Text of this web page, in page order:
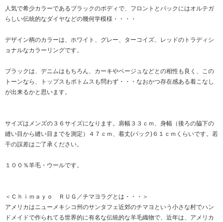
人気で希少カラーであるブラックのボディで、フロントとバックにはオルテガ
らしい伝統的なダイヤなどの幾何学模様・・・・
デザイン柄のカラーは、ホワイト、グレー、ターコイズ、レッドのトラディシ
ョナルなカラーリングです。
ブラックは、デニムはもちろん、カーキやベージュなどとの相性も良く、この
トーンなら、トップスもボトムスも問わず・・・なおかつ存在感ある着こなし
が出来るかと思います。
サイズはメンズの３６サイズになります。肩幅３３ｃｍ、身幅（後ろの脇下の
縫い目から縫い目までを測定）４７ｃｍ、着丈(バック)６１ｃｍくらいです。若
干の誤差はご了承ください。
１００％羊毛・ウールです。
＜Ｃｈｉｍａｙｏ ＲＵＧ／チマヨラグとは・・・＞
アメリカはニューメキシコ州のサンタフェ近郊のチマヨという小さな村でハン
ドメイドで作られてる世界的に有名な伝統的な羊毛織物で、近年は、アメリカ